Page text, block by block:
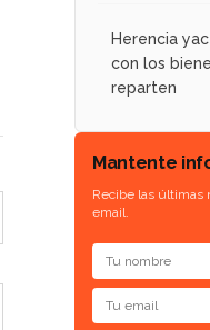
Herencia
con los
reparten
Mantente
Recibe las últimas
email.